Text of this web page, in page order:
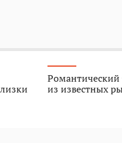
Романтический
из известных